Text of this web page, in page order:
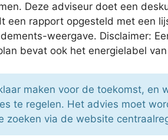
Deze adviseur doet een
een rapport opgesteld met een
weergave. Disclaimer:
bevat ook het energielabel
maken voor de toekomst, en
te regelen. Het advies moet
zoeken via de website